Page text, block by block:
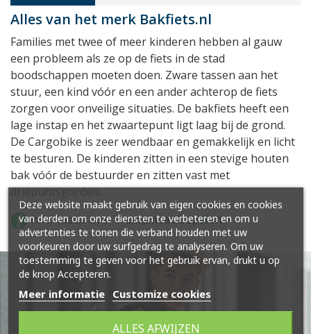
Alles van het merk Bakfiets.nl
Families met twee of meer kinderen hebben al gauw
een probleem als ze op de fiets in de stad
boodschappen moeten doen. Zware tassen aan het
stuur, een kind vóór en een ander achterop de fiets
zorgen voor onveilige situaties. De bakfiets heeft een
lage instap en het zwaartepunt ligt laag bij de grond.
De Cargobike is zeer wendbaar en gemakkelijk en licht
te besturen. De kinderen zitten in een stevige houten
bak vóór de bestuurder en zitten vast met
driepuntsgordels.
Informatie overframemaat bepalen >
Deze website maakt gebruik van eigen cookies en cookies
van derden om onze diensten te verbeteren en om u
advertenties te tonen die verband houden met uw
voorkeuren door uw surfgedrag te analyseren. Om uw
toestemming te geven voor het gebruik ervan, drukt u op
de knop Accepteren.
Meer informatie Customize cookies
ALLES AFWIJZEN